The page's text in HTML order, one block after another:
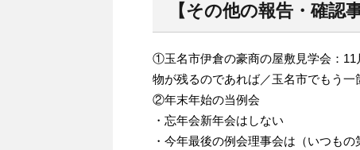
【その他の報告・確認事
①玉名市伊倉の豪商の屋敷見学会：11
物が残るのであれば／玉名市でもう
②年末年始の当例会
・忘年会新年会はしない
・今年最後の例会理事会は（いつも